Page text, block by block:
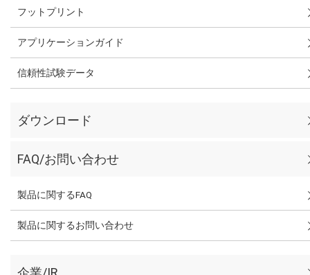
フットプリント
アプリケーションガイド
信頼性試験データ
ダウンロード
FAQ/お問い合わせ
製品に関するFAQ
製品に関するお問い合わせ